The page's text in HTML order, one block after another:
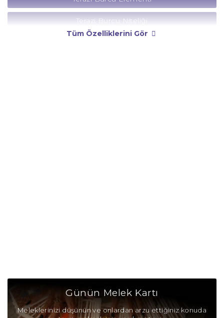
Terazi Burcu Niteliği
Terazi Burcu Olumlu Yönleri
Terazi Burcu Olumsuz Yönleri
Tüm Özelliklerini Gör
Günün Melek Kartı
Meleklerinizi düşünün ve onlardan arzu ettiğiniz konuda